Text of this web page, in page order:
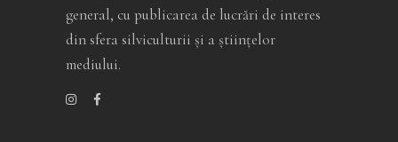
general, cu publicarea de lucrări de interes
din sfera silviculturii și a științelor
mediului.